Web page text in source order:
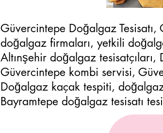
Güvercintepe Doğalgaz
doğalgaz firmaları, yetkili
Altınşehir doğalgaz
Güvercintepe kombi servisi,
Doğalgaz kaçak tespiti,
Bayramtepe doğalgaz tesisatı